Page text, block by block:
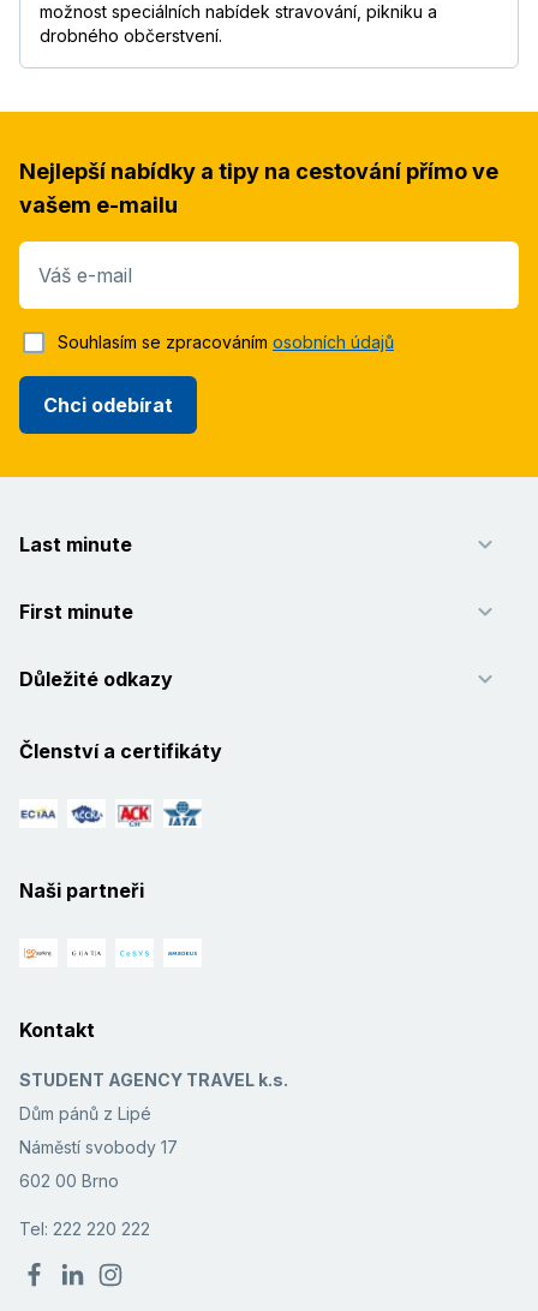
možnost speciálních nabídek stravování, pikniku a
drobného občerstvení.
Nejlepší nabídky a tipy na cestování přímo ve
vašem e-mailu
Váš e-mail
Chci odebírat
Souhlasím se zpracováním osobních údajů
Last minute
First minute
Důležité odkazy
Členství a certifikáty
Naši partneři
Kontakt
STUDENT AGENCY TRAVEL k.s.
Dům pánů z Lipé
Náměstí svobody 17
602 00 Brno
Tel: 222 220 222